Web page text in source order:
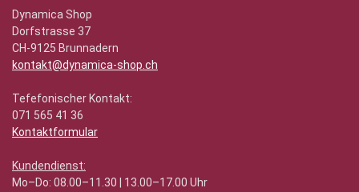
Dynamica Shop
Dorfstrasse 37
CH-9125 Brunnadern
kontakt@dynamica-shop.ch
Tefefonischer Kontakt:
071 565 41 36
Kontaktformular
Kundendienst:
Mo–Do: 08.00–11.30 | 13.00–17.00 Uhr